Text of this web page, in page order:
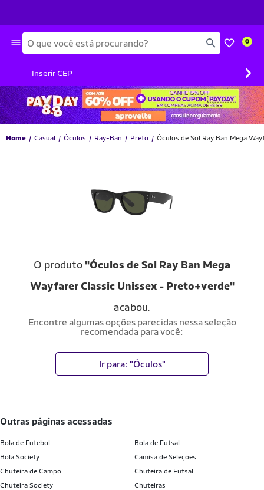
Busca 0
Inserir CEP ›
Home Casual Óculos Ray-Ban Preto Óculos de Sol Ray Ban Mega
O produto "Óculos de Sol Ray Ban Mega
Wayfarer Classic Unissex - Preto+verde"
acabou.
Encontre algumas opções parecidas nessa seleção
recomendada para você:
Ir para: "Óculos"
outras páginas acessadas
Bola de Futebol
Bola de Futsal
Bola Society
Camisa de Seleções
Chuteira de Campo
Chuteira de Futsal
Chuteira Society
Chuteiras